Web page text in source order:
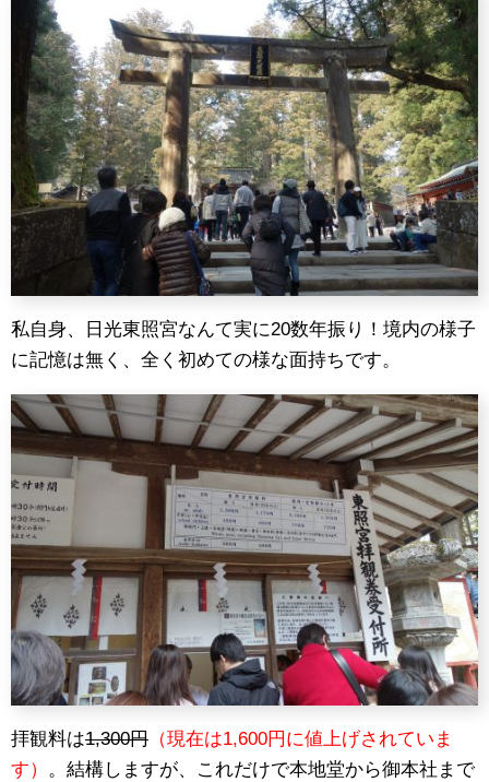
私自身、日光東照宮なんて実に20数年振り！境内の様子
に記憶は無く、全く初めての様な面持ちです。
拝観料は1,300円 （現在は1,600円に値上げされていま
す） 。結構しますが、これだけで本地堂から御本社まで